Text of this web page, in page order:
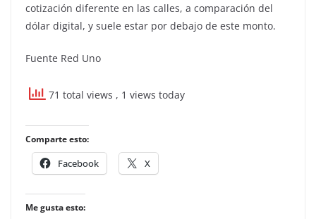
cotización diferente en las calles, a comparación del
dólar digital, y suele estar por debajo de este monto.
Fuente Red Uno
71 total views , 1 views today
Comparte esto:
Facebook X
Me gusta esto: